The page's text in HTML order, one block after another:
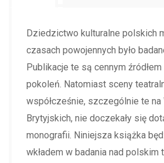
Dziedzictwo kulturalne polskich
czasach powojennych było
Publikacje te są cennym
pokoleń. Natomiast sceny
współcześnie, szczególnie te na
Brytyjskich, nie doczekały się
monografii. Niniejsza książka
wkładem w badania nad polskim